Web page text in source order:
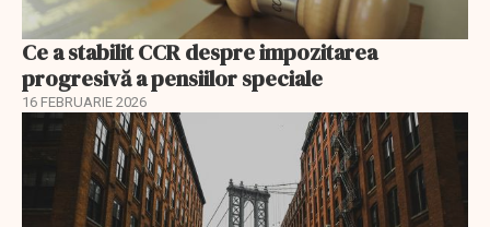
Ce a stabilit CCR despre impozitarea
progresivă a pensiilor speciale
16 FEBRUARIE 2026